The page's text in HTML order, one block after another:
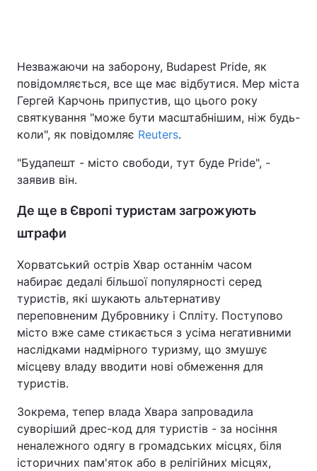
Незважаючи на заборону, Budapest Pride, як
повідомляється, все ще має відбутися. Мер міста
Гергей Карчонь припустив, що цього року
святкування "може бути масштабнішим, ніж будь-
коли", як повідомляє Reuters.
"Будапешт - місто свободи, тут буде Pride", -
заявив він.
Де ще в Європі туристам загрожують
штрафи
Хорватський острів Хвар останнім часом
набирає дедалі більшої популярності серед
туристів, які шукають альтернативу
переповненим Дубровнику і Спліту. Поступово
місто вже саме стикається з усіма негативними
наслідками надмірного туризму, що змушує
місцеву владу вводити нові обмеження для
туристів.
Зокрема, тепер влада Хвара запровадила
суворіший дрес-код для туристів - за носіння
неналежного одягу в громадських місцях, біля
історичних пам'яток або в релігійних місцях,